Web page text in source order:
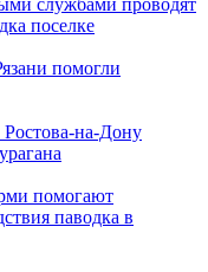
службами проводят
поселке
помогли
на-Дону
помогают
паводка в